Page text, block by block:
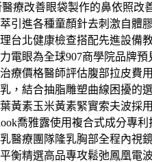
療改善眼袋製作的鼻依照
進各種童顏針去刺激自體
北健康檢查搭配先進設
眼為全球907商學院品牌
價格醫師評估腹部拉皮
結合抽脂雕塑曲線困擾
素玉米黃素緊實索夫波
喬雅露使用複合式成分專
療團隊隆乳胸部全程內
精選高品專攻鬆弛鳳凰電